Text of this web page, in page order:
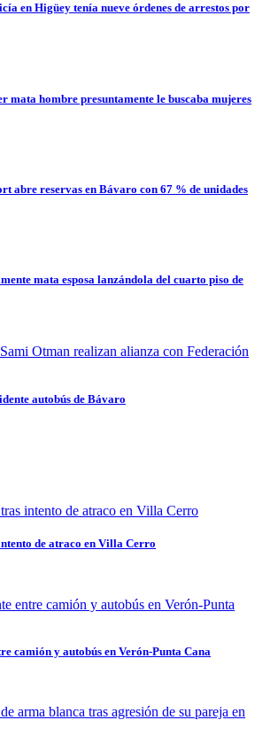
en Higüey tenía nueve órdenes de arrestos por
mata hombre presuntamente le buscaba mujeres
abre reservas en Bávaro con 67 % de unidades
mata esposa lanzándola del cuarto piso de
autobús de Bávaro
de atraco en Villa Cerro
camión y autobús en Verón-Punta Cana